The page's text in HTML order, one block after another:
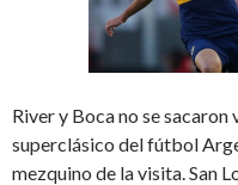
River y Boca no se sacaron
superclásico del fútbol
mezquino de la visita. San